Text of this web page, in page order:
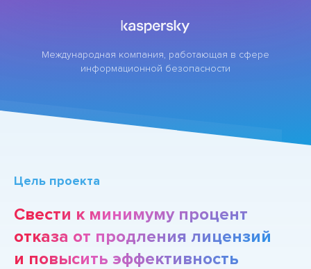
Международная компания, работающая в сфере
информационной безопасности
Цель проекта
Свести к минимуму процент
отказа от продления лицензий
и повысить эффективность